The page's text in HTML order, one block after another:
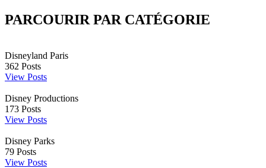
PARCOURIR PAR CATÉGORIE
Disneyland Paris
362 Posts
View Posts
Disney Productions
173 Posts
View Posts
Disney Parks
79 Posts
View Posts